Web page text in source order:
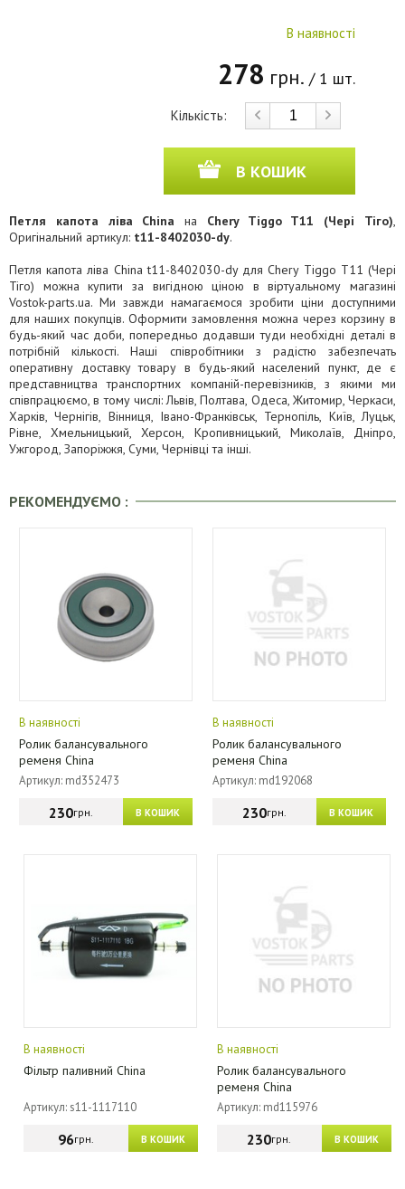
В наявності
278 грн. / 1 шт.
Кількість:
В КОШИК
Петля капота ліва China на Chery Tiggo T11 (Чері Тіго),
Оригінальний артикул: t11-8402030-dy.
Петля капота ліва China t11-8402030-dy для Chery Tiggo T11 (Чері
Тіго) можна купити за вигідною ціною в віртуальному магазині
Vostok-parts.ua. Ми завжди намагаємося зробити ціни доступними
для наших покупців. Оформити замовлення можна через корзину в
будь-який час доби, попередньо додавши туди необхідні деталі в
потрібній кількості. Наші співробітники з радістю забезпечать
оперативну доставку товару в будь-який населений пункт, де є
представництва транспортних компаній-перевізників, з якими ми
співпрацюємо, в тому числі: Львів, Полтава, Одеса, Житомир, Черкаси,
Харків, Чернігів, Вінниця, Івано-Франківськ, Тернопіль, Київ, Луцьк,
Рівне, Хмельницький, Херсон, Кропивницький, Миколаїв, Дніпро,
Ужгород, Запоріжжя, Суми, Чернівці та інші.
РЕКОМЕНДУЄМО :
В наявності
Ролик балансувального
ременя China
Артикул: md352473
В КОШИК
230грн.
В наявності
Ролик балансувального
ременя China
Артикул: md192068
В КОШИК
230грн.
В наявності
Фільтр паливний China
Артикул: s11-1117110
В КОШИК
96грн.
В наявності
Ролик балансувального
ременя China
Артикул: md115976
В КОШИК
230грн.